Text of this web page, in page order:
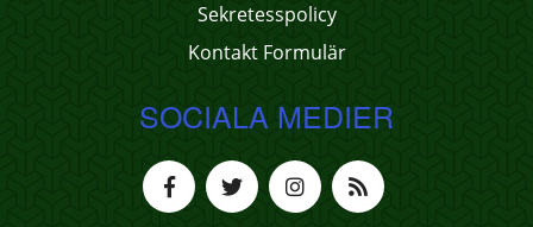
Sekretesspolicy
Kontakt Formulär
SOCIALA MEDIER